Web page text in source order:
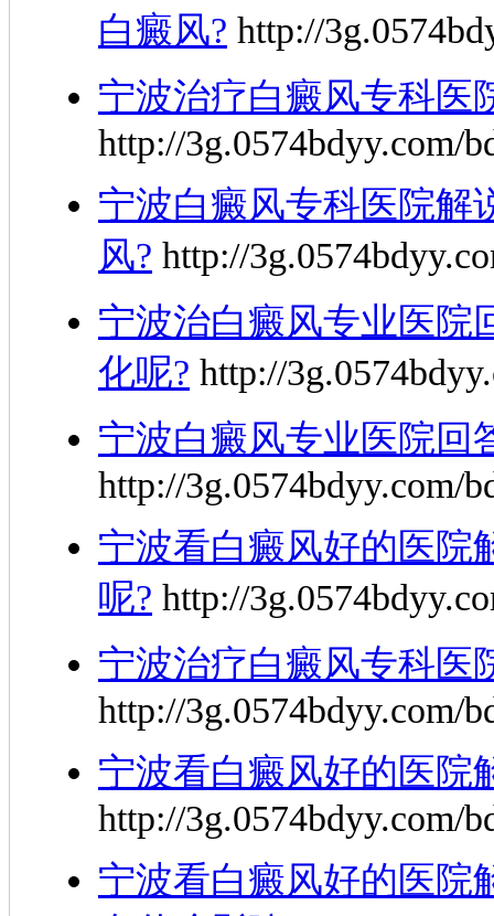
白癜风? http://
宁波治疗白癜风专科医
http://3g.0574bdyy.com/
宁波白癜风专科医院解
风? http://
宁波治白癜风专业医院
化呢? http://
宁波白癜风专业医院回
http://3g.0574bdyy.com/
宁波看白癜风好的医院
呢? http://
宁波治疗白癜风专科医
http://3g.0574bdyy.com/
宁波看白癜风好的医院
http://3g.0574bdyy.com/
宁波看白癜风好的医院